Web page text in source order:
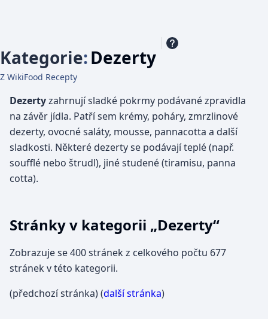
Kategorie:Dezerty
Z WikiFood Recepty
Dezertyzahrnují sladké pokrmy podávané zpravidla
na závěr jídla. Patří sem krémy, poháry, zmrzlinové
dezerty, ovocné saláty, mousse, pannacotta a další
sladkosti. Některé dezerty se podávají teplé (např.
soufflé nebo štrudl), jiné studené (tiramisu, panna
cotta).
Stránky v kategorii „Dezerty“
Zobrazuje se 400 stránek z celkového počtu 677
stránek v této kategorii.
(předchozí stránka) (další stránka)